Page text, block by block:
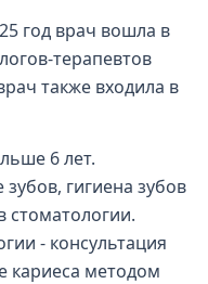
год врач вошла в
терапевтов
также входила в
6 лет.
гигиена зубов
стоматологии.
- консультация
кариеса методом